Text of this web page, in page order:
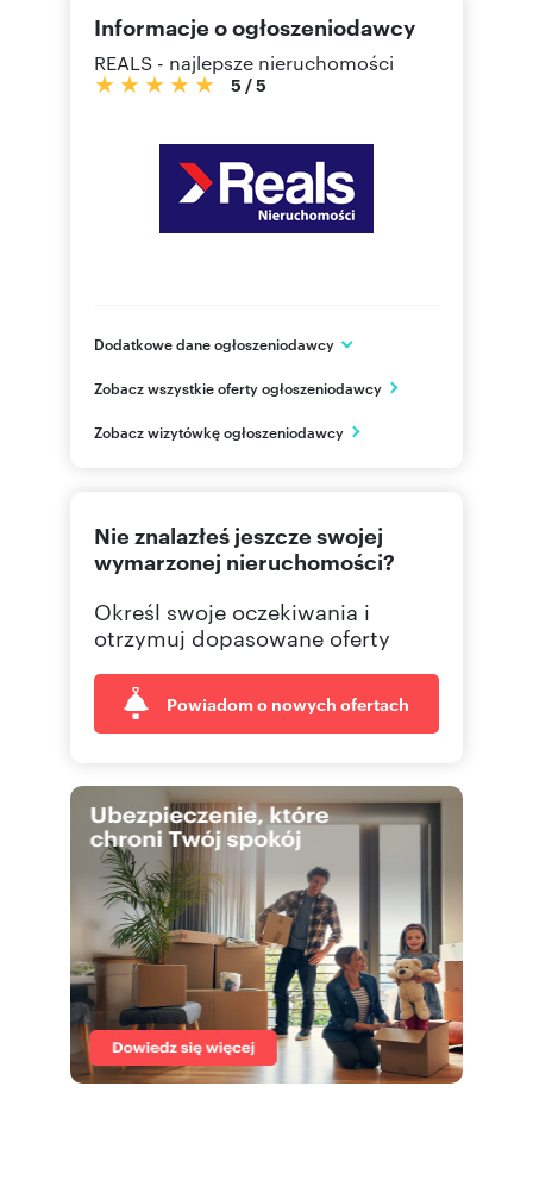
Informacje o ogłoszeniodawcy
REALS - najlepsze nieruchomości
5 /5
Dodatkowe dane ogłoszeniodawcy
Warszawa
PL
Zobacz wszystkie oferty ogłoszeniodawcy
Zobacz wizytówkę ogłoszeniodawcy
Nie znalazłeś jeszcze swojej
wymarzonej nieruchomości?
Określ swoje oczekiwania i
otrzymuj dopasowane oferty
Powiadom o nowych ofertach